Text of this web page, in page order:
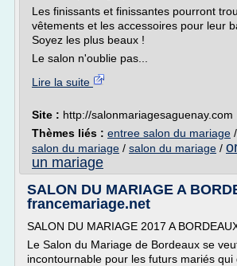
Les finissants et finissantes pourront
vêtements et les accessoires pour leur
Soyez les plus beaux !
Le salon n'oublie pas...
Lire la suite
Site : http://salonmariagesaguenay.com
Thèmes liés : entree salon du mariage /
salon du mariage / salon du mariage /
un mariage
SALON DU MARIAGE A
francemariage.net
SALON DU MARIAGE 2017 A
Le Salon du Mariage de Bordeaux se
incontournable pour les futurs mariés qui